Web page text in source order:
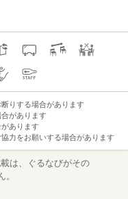
りする場合があります
があります
あります
力をお願いする場合があります
は、ぐるなびがその